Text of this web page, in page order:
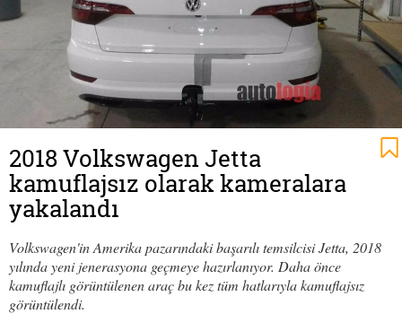
2018 Volkswagen Jetta
kamuflajsız olarak kameralara
yakalandı
Volkswagen'in Amerika pazarındaki başarılı temsilcisi Jetta, 2018
yılında yeni jenerasyona geçmeye hazırlanıyor. Daha önce
kamuflajlı görüntülenen araç bu kez tüm hatlarıyla kamuflajsız
görüntülendi.